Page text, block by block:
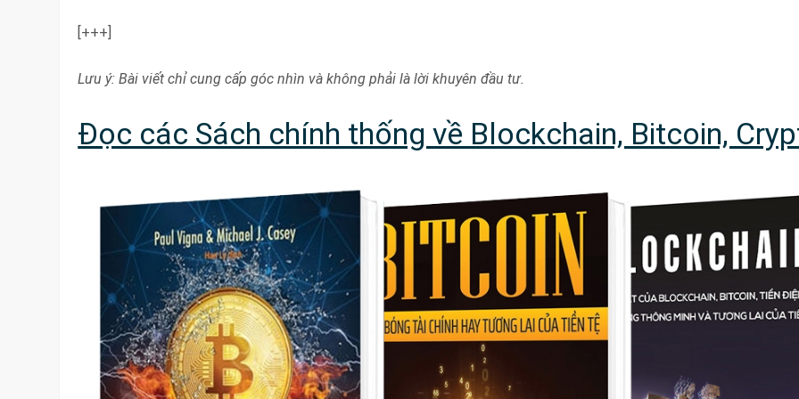
[+++]
Lưu ý: Bài viết chỉ cung cấp góc nhìn và không phải là lời khuyên đầu tư.
Đọc các Sách chính thống về Blockchain, Bitcoin,